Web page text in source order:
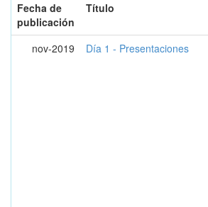
Fecha de
publicación
Título
nov-2019 Día 1 - Presentaciones